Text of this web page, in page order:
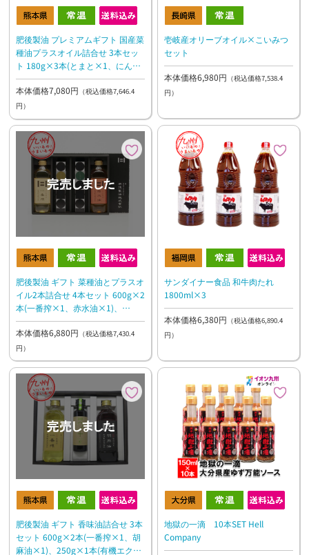
肥後製油 プレミアムギフト 国産菜
種油プラスオイル詰合せ 3本セッ
ト 180g×3本(とまと×1、にんじ
ん×1、ほうれん草×1)
本体価格7,080円 （税込価格7,646.4
円）
壱岐産オリーブオイル×こいみつ
セット
本体価格6,980円 （税込価格7,538.4
円）
肥後製油 ギフト 菜種油とプラスオ
イル2本詰合せ 4本セット 600g×2
本(一番搾×1、赤水油×1)、
180g×2本(プラスオイルほうれん
そう×1、にんじん×1)
本体価格6,880円 （税込価格7,430.4
円）
サンダイナー食品 和牛肉たれ
1800ml×3
本体価格6,380円 （税込価格6,890.4
円）
肥後製油 ギフト 香味油詰合せ 3本
セット 600g×2本(一番搾×1、胡
麻油×1)、250g×1本(有機エクス
地獄の一滴 10本SET Hell
Company